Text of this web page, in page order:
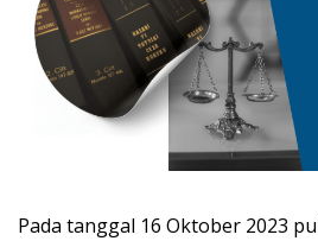
Pada tanggal 16 Oktober 2023